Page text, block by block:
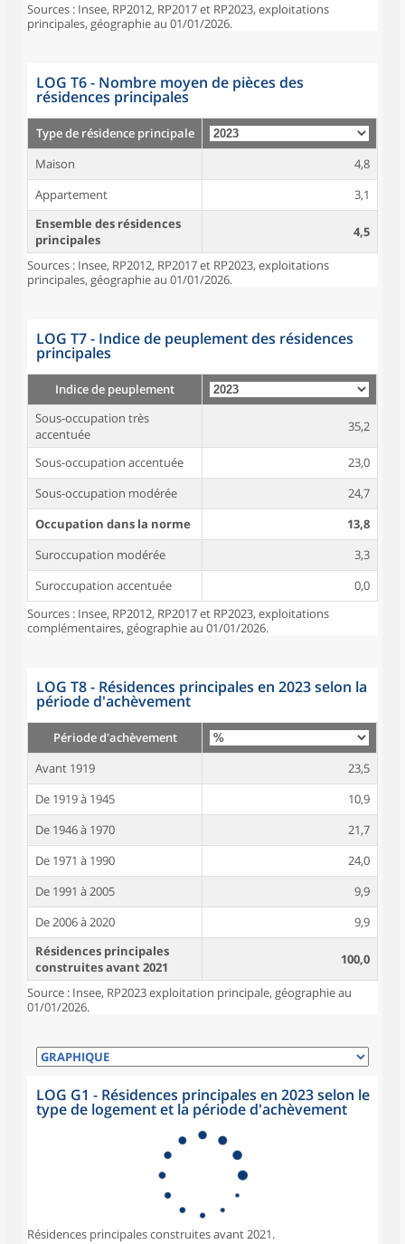
Sources : Insee, RP2012, RP2017 et RP2023, exploitations
principales, géographie au 01/01/2026.
LOG T6 - Nombre moyen de pièces des
résidences principales
Type de résidence principale
Maison
4,8
Appartement
3,1
Ensemble des résidences
principales
4,5
Sources : Insee, RP2012, RP2017 et RP2023, exploitations
principales, géographie au 01/01/2026.
LOG T7 - Indice de peuplement des résidences
principales
Indice de peuplement
Sous-occupation très
accentuée
35,2
Sous-occupation accentuée
23,0
Sous-occupation modérée
24,7
Occupation dans la norme
13,8
Suroccupation modérée
3,3
Suroccupation accentuée
0,0
Sources : Insee, RP2012, RP2017 et RP2023, exploitations
complémentaires, géographie au 01/01/2026.
LOG T8 - Résidences principales en 2023 selon la
période d'achèvement
Période d'achèvement
Avant 1919
23,5
De 1919 à 1945
10,9
De 1946 à 1970
21,7
De 1971 à 1990
24,0
De 1991 à 2005
9,9
De 2006 à 2020
9,9
Résidences principales
construites avant 2021
100,0
Source : Insee, RP2023 exploitation principale, géographie au
01/01/2026.
LOG G1 - Résidences principales en 2023 selon le
type de logement et la période d'achèvement
Résidences principales construites avant 2021.